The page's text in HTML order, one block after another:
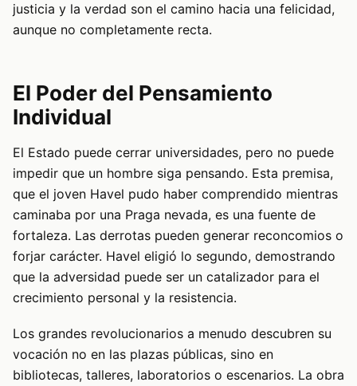
justicia y la verdad son el camino hacia una felicidad,
aunque no completamente recta.
El Poder del Pensamiento
Individual
El Estado puede cerrar universidades, pero no puede
impedir que un hombre siga pensando. Esta premisa,
que el joven Havel pudo haber comprendido mientras
caminaba por una Praga nevada, es una fuente de
fortaleza. Las derrotas pueden generar reconcomios o
forjar carácter. Havel eligió lo segundo, demostrando
que la adversidad puede ser un catalizador para el
crecimiento personal y la resistencia.
Los grandes revolucionarios a menudo descubren su
vocación no en las plazas públicas, sino en
bibliotecas, talleres, laboratorios o escenarios. La obra